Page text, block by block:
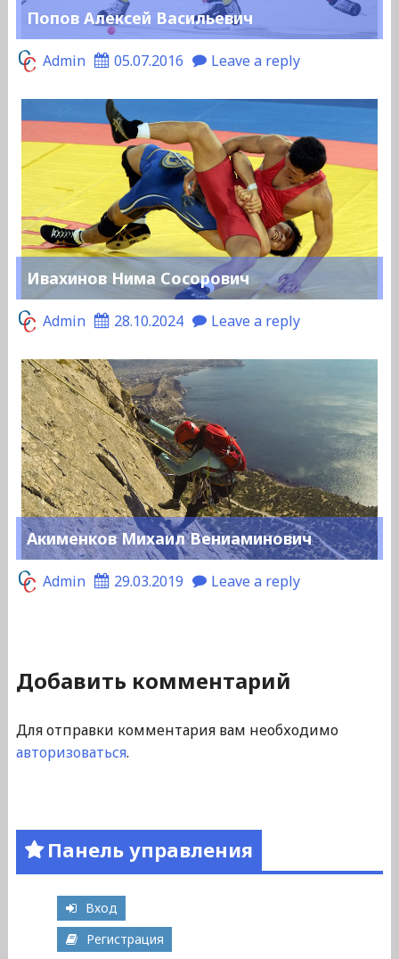
Попов Алексей Васильевич
Admin 05.07.2016 Leave a reply
Ивахинов Нима Сосорович
Admin 28.10.2024 Leave a reply
Акименков Михаил Вениаминович
Admin 29.03.2019 Leave a reply
Добавить комментарий
Для отправки комментария вам необходимо
авторизоваться.
Панель управления
Вход
Регистрация